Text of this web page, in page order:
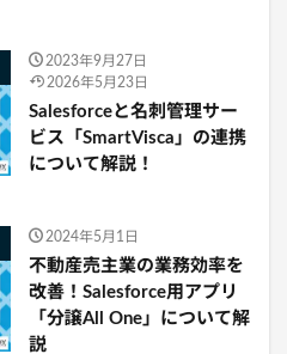
2023年9月27日
2026年5月23日
Salesforceと名刺管理サー
ビス「SmartVisca」の連携
について解説！
2024年5月1日
不動産売主業の業務効率を
改善！Salesforce用アプリ
「分譲All One」について解
説